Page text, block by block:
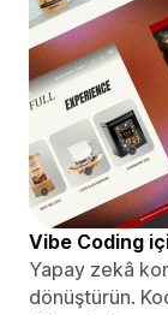
Vibe Coding
Yapay zekâ
dönüştürün.